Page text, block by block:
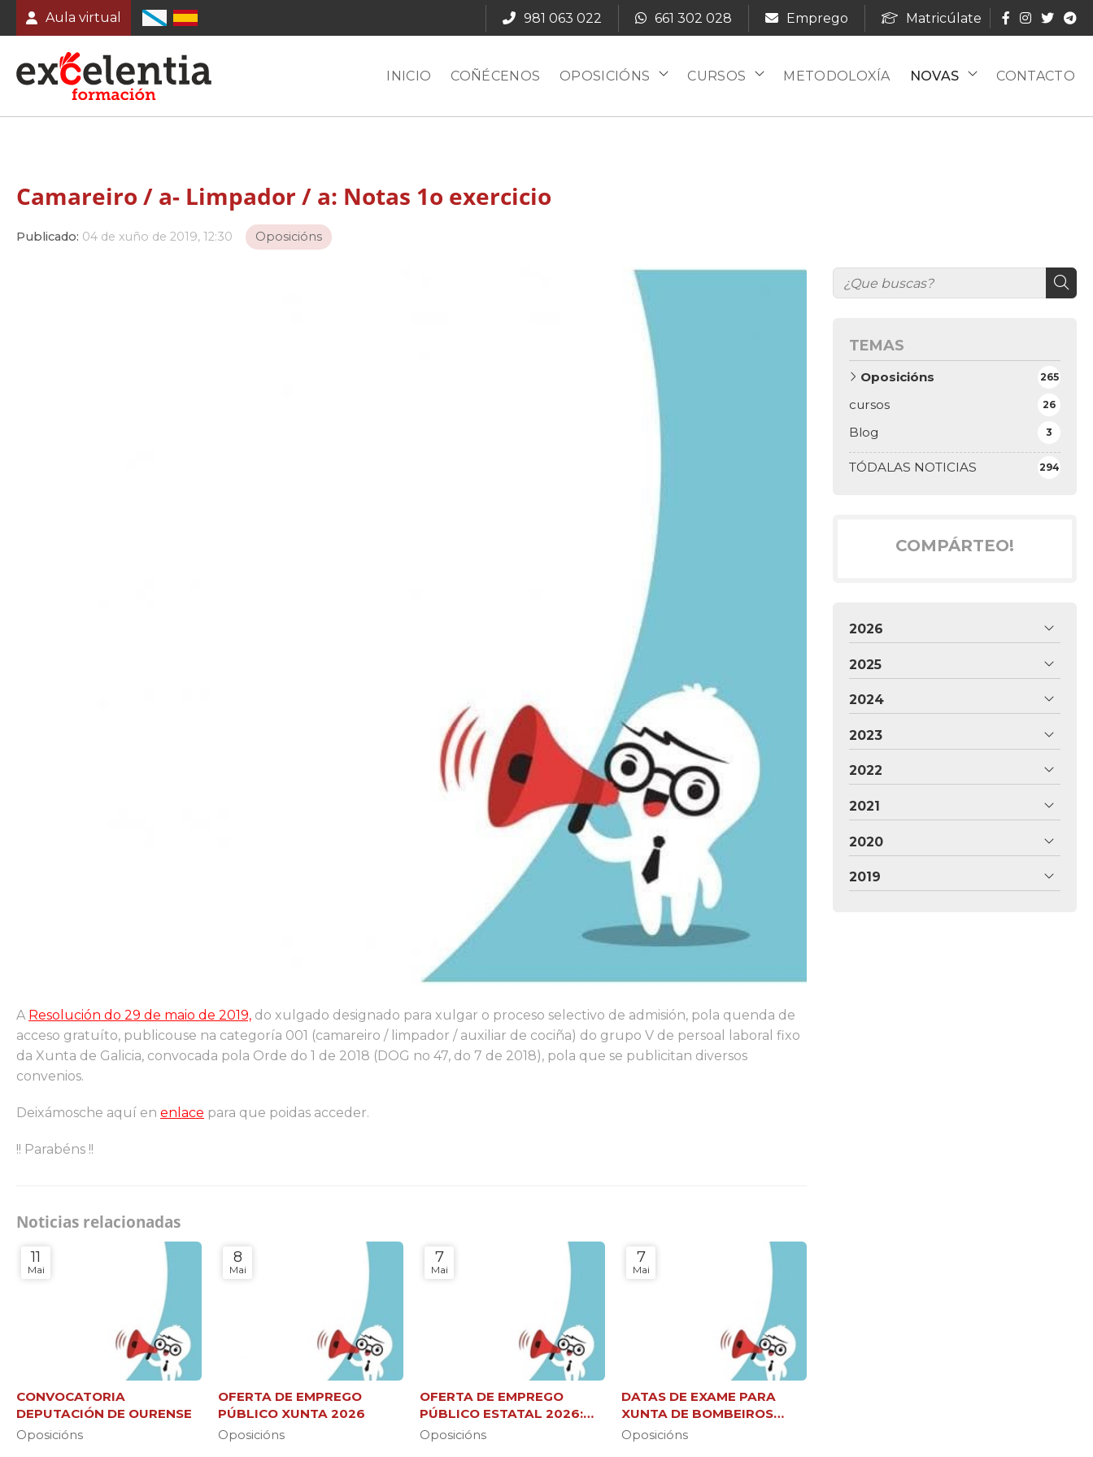
Aula virtual 981 063 022 661 302 028 Emprego Matricúlate
INICIO COÑÉCENOS OPOSICIÓNS CURSOS METODOLOXÍA NOVAS CONTACTO
Camareiro / a- Limpador / a: Notas 1o exercicio
Publicado: 04 de xuño de 2019, 12:30 Oposicións
TEMAS
TÓDALAS NOTICIAS 294
Oposicións 265
cursos 26
Blog 3
A Resolución do 29 de maio de 2019, do xulgado designado para xulgar o proceso selectivo de admisión, pola quenda de
acceso gratuíto, publicouse na categoría 001 (camareiro / limpador / auxiliar de cociña) do grupo V de persoal laboral fixo
da Xunta de Galicia, convocada pola Orde do 1 de 2018 (DOG no 47, do 7 de 2018), pola que se publicitan diversos
convenios.
Deixámosche aquí en enlace para que poidas acceder.
!! Parabéns !!
Noticias relacionadas
11
Mai
CONVOCATORIA
DEPUTACIÓN DE OURENSE
Oposicións
8
Mai
OFERTA DE EMPREGO
PÚBLICO XUNTA 2026
Oposicións
7
Mai
OFERTA DE EMPREGO
PÚBLICO ESTATAL 2026:
37.000 NOVAS PRAZAS
Oposicións
7
Mai
DATAS DE EXAME PARA
XUNTA DE BOMBEIROS
FORESTAIS (C2 E XEFE DE
Oposicións
COMPÁRTEO!
2026
2025
2024
2023
2022
2021
2020
2019